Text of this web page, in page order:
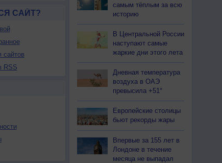
САЙТ?
RSS
самым тёплым за всю
историю
В Центральной России
наступают самые
жаркие дни этого лета
Дневная температура
воздуха в ОАЭ
превысила +51°
Европейские столицы
бьют рекорды жары
Впервые за 155 лет в
Лондоне в течение
месяца не выпадал